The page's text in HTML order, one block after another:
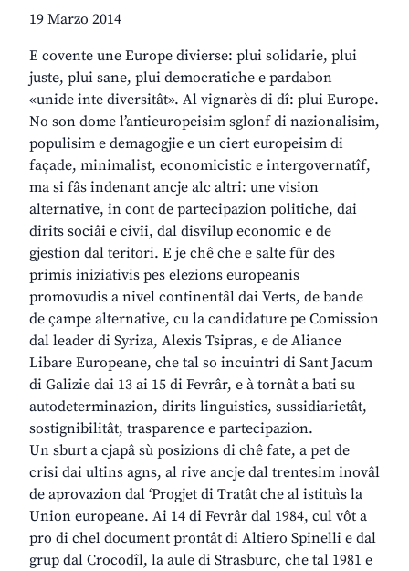
19 Marzo 2014
E covente une Europe divierse: plui solidarie, plui
juste, plui sane, plui democratiche e pardabon
«unide inte diversitât». Al vignarès di dî: plui Europe.
No son dome l’antieuropeisim sglonf di nazionalisim,
populisim e demagogjie e un ciert europeisim di
façade, minimalist, economicistic e intergovernatîf,
ma si fâs indenant ancje alc altri: une vision
alternative, in cont de partecipazion politiche, dai
dirits sociâi e civîi, dal disvilup economic e de
gjestion dal teritori. E je chê che e salte fûr des
primis iniziativis pes elezions europeanis
promovudis a nivel continentâl dai Verts, de bande
de çampe alternative, cu la candidature pe Comission
dal leader di Syriza, Alexis Tsipras, e de Aliance
Libare Europeane, che tal so incuintri di Sant Jacum
di Galizie dai 13 ai 15 di Fevrâr, e à tornât a bati su
autodeterminazion, dirits linguistics, sussidiarietât,
sostignibilitât, trasparence e partecipazion.
Un sburt a cjapâ sù posizions di chê fate, a pet de
crisi dai ultins agns, al rive ancje dal trentesim inovâl
de aprovazion dal ‘Progjet di Tratât che al istituìs la
Union europeane. Ai 14 di Fevrâr dal 1984, cul vôt a
pro di chel document prontât di Altiero Spinelli e dal
grup dal Crocodîl, la aule di Strasburc, che tal 1981 e